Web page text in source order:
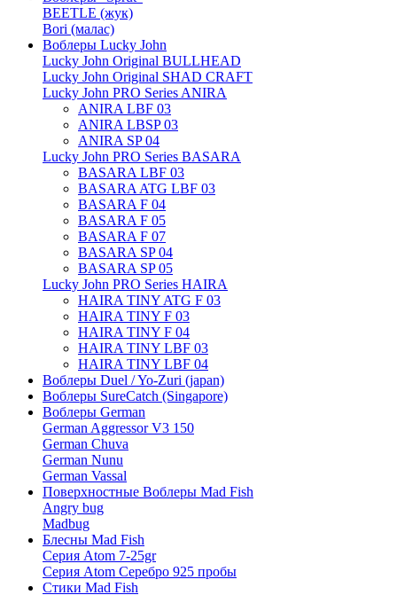
BEETLE (жук)
Bori (малас)
Воблеры Lucky John
Lucky John Original BULLHEAD
Lucky John Original SHAD CRAFT
Lucky John PRO Series ANIRA
ANIRA LBF 03
ANIRA LBSP 03
ANIRA SP 04
Lucky John PRO Series BASARA
BASARA LBF 03
BASARA ATG LBF 03
BASARA F 04
BASARA F 05
BASARA F 07
BASARA SP 04
BASARA SP 05
Lucky John PRO Series HAIRA
HAIRA TINY ATG F 03
HAIRA TINY F 03
HAIRA TINY F 04
HAIRA TINY LBF 03
HAIRA TINY LBF 04
Воблеры Duel / Yo-Zuri (japan)
Воблеры SureCatch (Singapore)
Воблеры German
German Aggressor V3 150
German Chuva
German Nunu
German Vassal
Поверхностные Воблеры Mad Fish
Angry bug
Madbug
Блесны Mad Fish
Серия Atom 7-25gr
Серия Atom Серебро 925 пробы
Стики Mad Fish